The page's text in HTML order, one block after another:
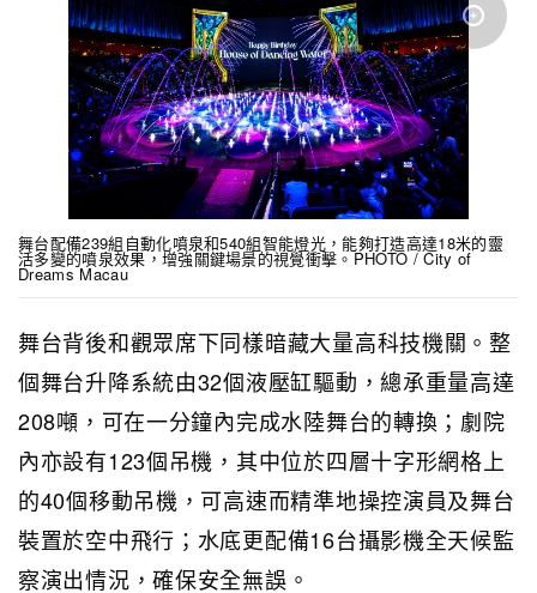
舞台配備239組自動化噴泉和540組智能燈光，能夠打造高達18米的靈
活多變的噴泉效果，增強關鍵場景的視覺衝擊。PHOTO / City of
Dreams Macau
舞台背後和觀眾席下同樣暗藏大量高科技機關。整
個舞台升降系統由32個液壓缸驅動，總承重量高達
208噸，可在一分鐘內完成水陸舞台的轉換；劇院
內亦設有123個吊機，其中位於四層十字形網格上
的40個移動吊機，可高速而精準地操控演員及舞台
裝置於空中飛行；水底更配備16台攝影機全天候監
察演出情況，確保安全無誤。